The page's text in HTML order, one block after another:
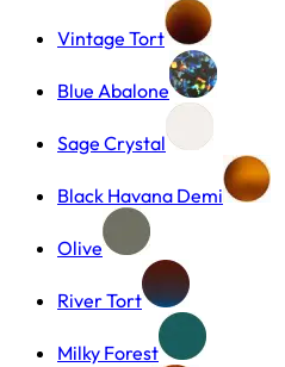
Vintage Tort
Blue Abalone
Sage Crystal
Black Havana Demi
Olive
River Tort
Milky Forest